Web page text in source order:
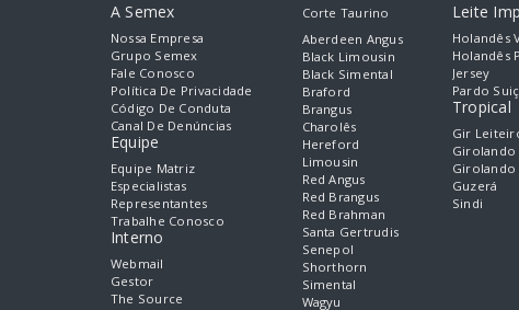
A Semex
Nossa Empresa
Grupo Semex
Fale Conosco
Política De Privacidade
Código De Conduta
Canal De Denúncias
Equipe
Equipe Matriz
Especialistas
Representantes
Trabalhe Conosco
Interno
Webmail
Gestor
The Source
Corte Taurino
Aberdeen Angus
Black Limousin
Black Simental
Braford
Brangus
Charolês
Hereford
Limousin
Red Angus
Red Brangus
Red Brahman
Santa Gertrudis
Senepol
Shorthorn
Simental
Wagyu
Leite
Holandês
Holandês
Jersey
Pardo
Tropical
Gir
Girolando
Girolando
Guzerá
Sindi